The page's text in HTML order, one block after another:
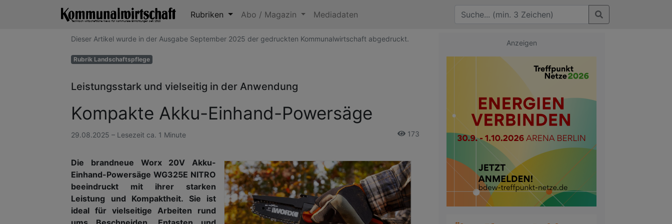
Rubriken Abo / Magazin Mediadaten
Dieser Artikel wurde in der Ausgabe September 2025 der gedruckten Kommunalwirtschaft abgedruckt.
Rubrik Landschaftspflege
Leistungsstark und vielseitig in der Anwendung
Kompakte Akku-Einhand-Powersäge
29.08.2025 – Lesezeit ca. 1 Minute 173
Die brandneue Worx 20V Akku-
Einhand-Powersäge WG325E NITRO
beeindruckt mit ihrer starken
Leistung und Kompaktheit. Sie ist
ideal für vielseitige Arbeiten rund
Anzeigen